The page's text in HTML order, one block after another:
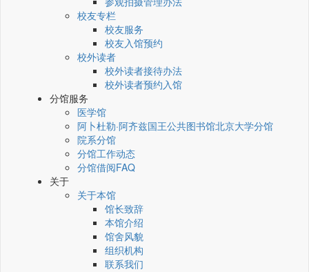
校友专栏
校友服务
校友入馆预约
校外读者
校外读者接待办法
校外读者预约入馆
分馆服务
医学馆
阿卜杜勒·阿齐兹国王公共图书馆北京大学分馆
院系分馆
分馆工作动态
分馆借阅FAQ
关于
关于本馆
馆长致辞
本馆介绍
馆舍风貌
组织机构
联系我们